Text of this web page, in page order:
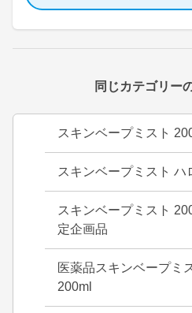
同じカテゴリー
スキンベープミスト
スキンベープミスト ハ
スキンベープミスト
定企画品
医薬品スキンベープミ
200ml